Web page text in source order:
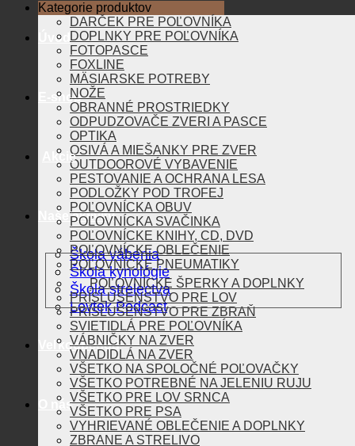
Úvod
E-shop
Akcie
Naše aktivity
Škola vábenia
Škola kynológie
Škola strelectva
Lovtek Podcast
Veľkoobchod
O nás
Kategorie produktov
DARČEK PRE POĽOVNÍKA
DOPLNKY PRE POĽOVNÍKA
FOTOPASCE
FOXLINE
MÄSIARSKE POTREBY
NOŽE
OBRANNÉ PROSTRIEDKY
ODPUDZOVAČE ZVERI A PASCE
OPTIKA
OSIVÁ A MIEŠANKY PRE ZVER
OUTDOOROVÉ VYBAVENIE
PESTOVANIE A OCHRANA LESA
PODLOŽKY POD TROFEJ
POĽOVNÍCKA OBUV
POĽOVNÍCKA SVAČINKA
POĽOVNÍCKE KNIHY, CD, DVD
POĽOVNÍCKE OBLEČENIE
POĽOVNÍCKE PNEUMATIKY
POĽOVNÍCKE ŠPERKY A DOPLNKY
PRÍSLUŠENSTVO PRE LOV
PRÍSLUŠENSTVO PRE ZBRAŇ
SVIETIDLÁ PRE POĽOVNÍKA
VÁBNIČKY NA ZVER
VNADIDLÁ NA ZVER
VŠETKO NA SPOLOČNÉ POĽOVAČKY
VŠETKO POTREBNÉ NA JELENIU RUJU
VŠETKO PRE LOV SRNCA
VŠETKO PRE PSA
VYHRIEVANÉ OBLEČENIE A DOPLNKY
ZBRANE A STRELIVO